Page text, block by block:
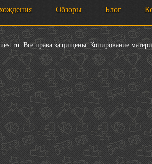
Обзоры Блог
Все права защищены. Копирование